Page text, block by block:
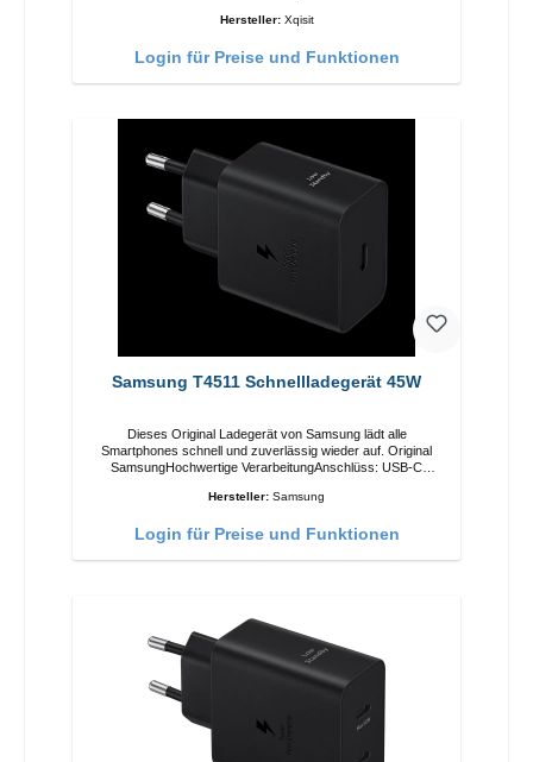
Hersteller: Xqisit
Login für Preise und Funktionen
Samsung T4511 Schnellladegerät 45W
Dieses Original Ladegerät von Samsung lädt alle
Smartphones schnell und zuverlässig wieder auf. Original
SamsungHochwertige VerarbeitungAnschlüss: USB-C
Hersteller: Samsung
Login für Preise und Funktionen